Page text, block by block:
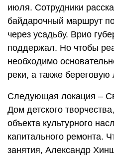
июля. Сотрудники
байдарочный маршрут
через усадьбу. Врио
поддержал. Но чтобы
необходимо
реки, а также
Следующая локация –
Дом детского
объекта культурного
капитального ремонта.
занятия, Александр